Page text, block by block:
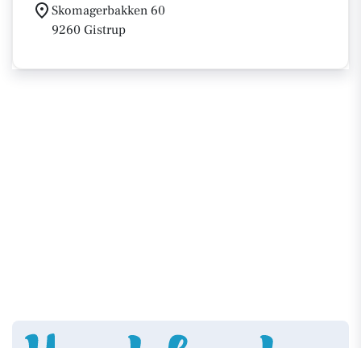
Skomagerbakken 60
9260 Gistrup